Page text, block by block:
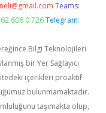
Teams:
606 0 726 Telegram:
Bilgi Teknolojileri
bir Yer Sağlayıcı
içerikleri proaktif
bulunmamaktadır.
taşımakta olup,